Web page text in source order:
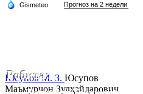
Юсупов М. З. Юсупов
Маъмурҷон Зулҳайдарович
Робита: